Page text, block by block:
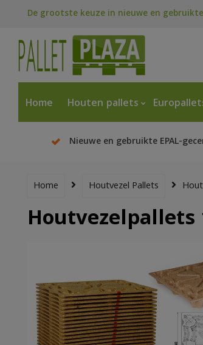
De grootste keuze in nieuwe en
Home Houten pallets
Nieuwe en gebruikte EPAL-
Home Houtvezel Pallets
Houtvezelpallets